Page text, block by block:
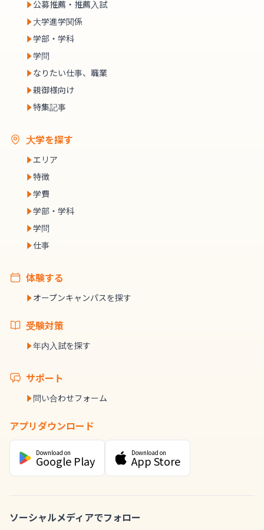
公募推薦・推薦入試
大学進学関係
学部・学科
学問
なりたい仕事、職業
親御様向け
特集記事
大学を探す
エリア
特徴
学費
学部・学科
学問
仕事
体験する
オープンキャンパスを探す
受験対策
年内入試を探す
サポート
問い合わせフォーム
アプリダウンロード
Download on
Google Play
Download on
App Store
ソーシャルメディアでフォロー